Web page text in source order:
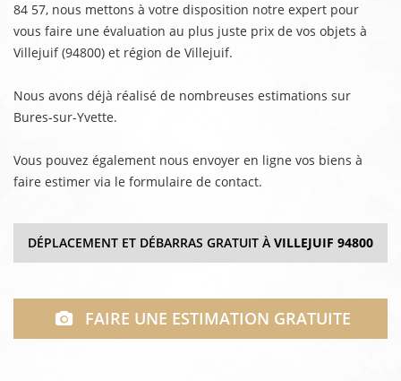
84 57, nous mettons à votre disposition notre expert pour
vous faire une évaluation au plus juste prix de vos objets à
Villejuif (94800) et région de Villejuif.
Nous avons déjà réalisé de nombreuses estimations sur
Bures-sur-Yvette.
Vous pouvez également nous envoyer en ligne vos biens à
faire estimer via le formulaire de contact.
DÉPLACEMENT ET DÉBARRAS GRATUIT À VILLEJUIF 94800
FAIRE UNE ESTIMATION GRATUITE